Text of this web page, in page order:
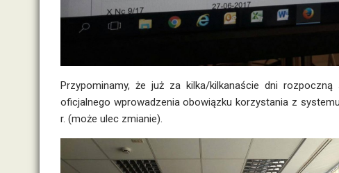
Przypominamy, że już za kilka/kilkanaście dni
oficjalnego wprowadzenia obowiązku korzystania z
r. (może ulec zmianie).